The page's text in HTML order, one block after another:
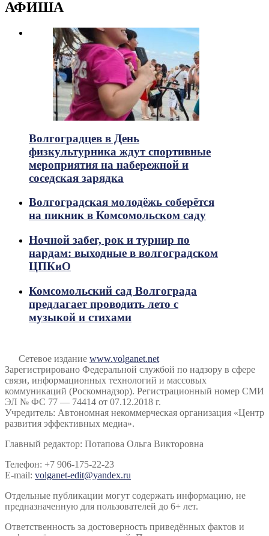
АФИША
Волгоградцев в День
физкультурника ждут спортивные
мероприятия на набережной и
соседская зарядка
Волгоградская молодёжь соберётся
на пикник в Комсомольском саду
Ночной забег, рок и турнир по
нардам: выходные в волгоградском
ЦПКиО
Комсомольский сад Волгограда
предлагает проводить лето с
музыкой и стихами
Сетевое издание www.volganet.net
Зарегистрировано Федеральной службой по надзору в сфере
связи, информационных технологий и массовых
коммуникаций (Роскомнадзор). Регистрационный номер СМИ
ЭЛ № ФС 77 — 74414 от 07.12.2018 г.
Учредитель: Автономная некоммерческая организация «Центр
развития эффективных медиа».
Главный редактор: Потапова Ольга Викторовна
Телефон: +7 906-175-22-23
E-mail: volganet-edit@yandex.ru
Отдельные публикации могут содержать информацию, не
предназначенную для пользователей до 6+ лет.
Ответственность за достоверность приведённых фактов и